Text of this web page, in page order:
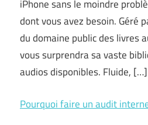
iPhone sans le moindre
dont vous avez besoin. Géré
du domaine public des livres
vous surprendra sa vaste
audios disponibles. Fluide, […]
Pourquoi faire un audit